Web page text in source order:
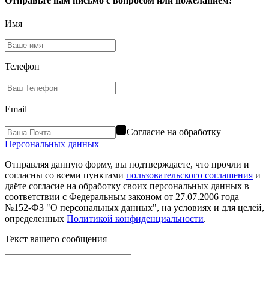
Имя
Телефон
Email
Согласие на обработку
Персональных данных
Отправляя данную форму, вы подтверждаете, что прочли и
согласны со всеми пунктами пользовательского соглашения и
даёте согласие на обработку своих персональных данных в
соответствии с Федеральным законом от 27.07.2006 года
№152-ФЗ "О персональных данных", на условиях и для целей,
определенных Политикой конфиденциальности.
Текст вашего сообщения